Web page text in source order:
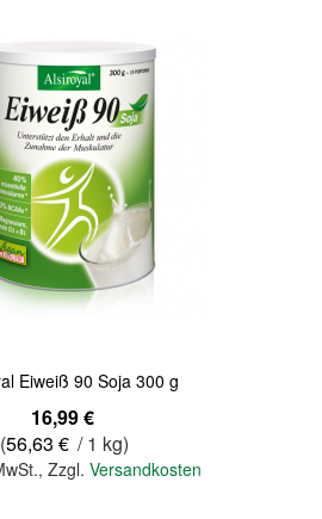
Eiweiß 90 Soja 300 g
16,99 €
(56,63 € / 1 kg)
,Zzgl.Versandkosten